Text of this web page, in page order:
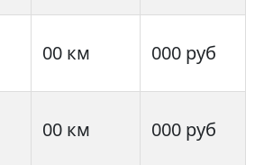
00 км 000 руб
00 км 000 руб